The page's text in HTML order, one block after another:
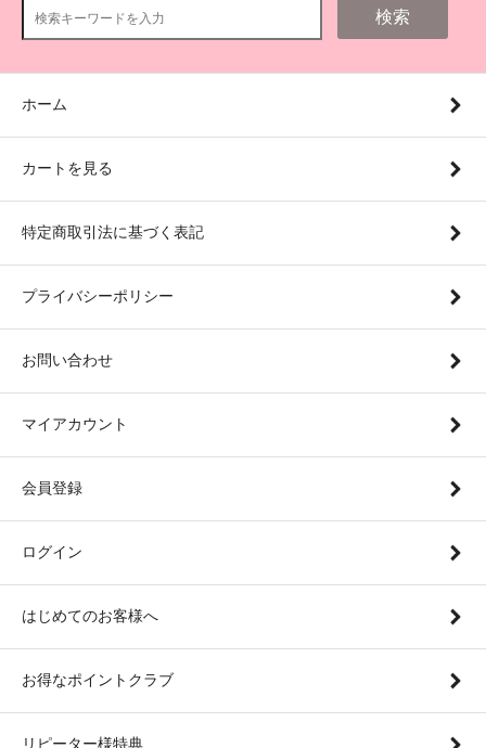
検索
ホーム
カートを見る
特定商取引法に基づく表記
プライバシーポリシー
お問い合わせ
マイアカウント
会員登録
ログイン
はじめてのお客様へ
お得なポイントクラブ
リピーター様特典